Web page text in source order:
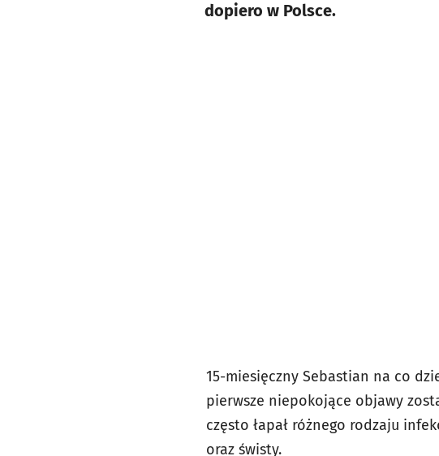
dopiero w Polsce.
15-miesięczny Sebastian na co
pierwsze niepokojące objawy
często łapał różnego rodzaju
oraz świsty.